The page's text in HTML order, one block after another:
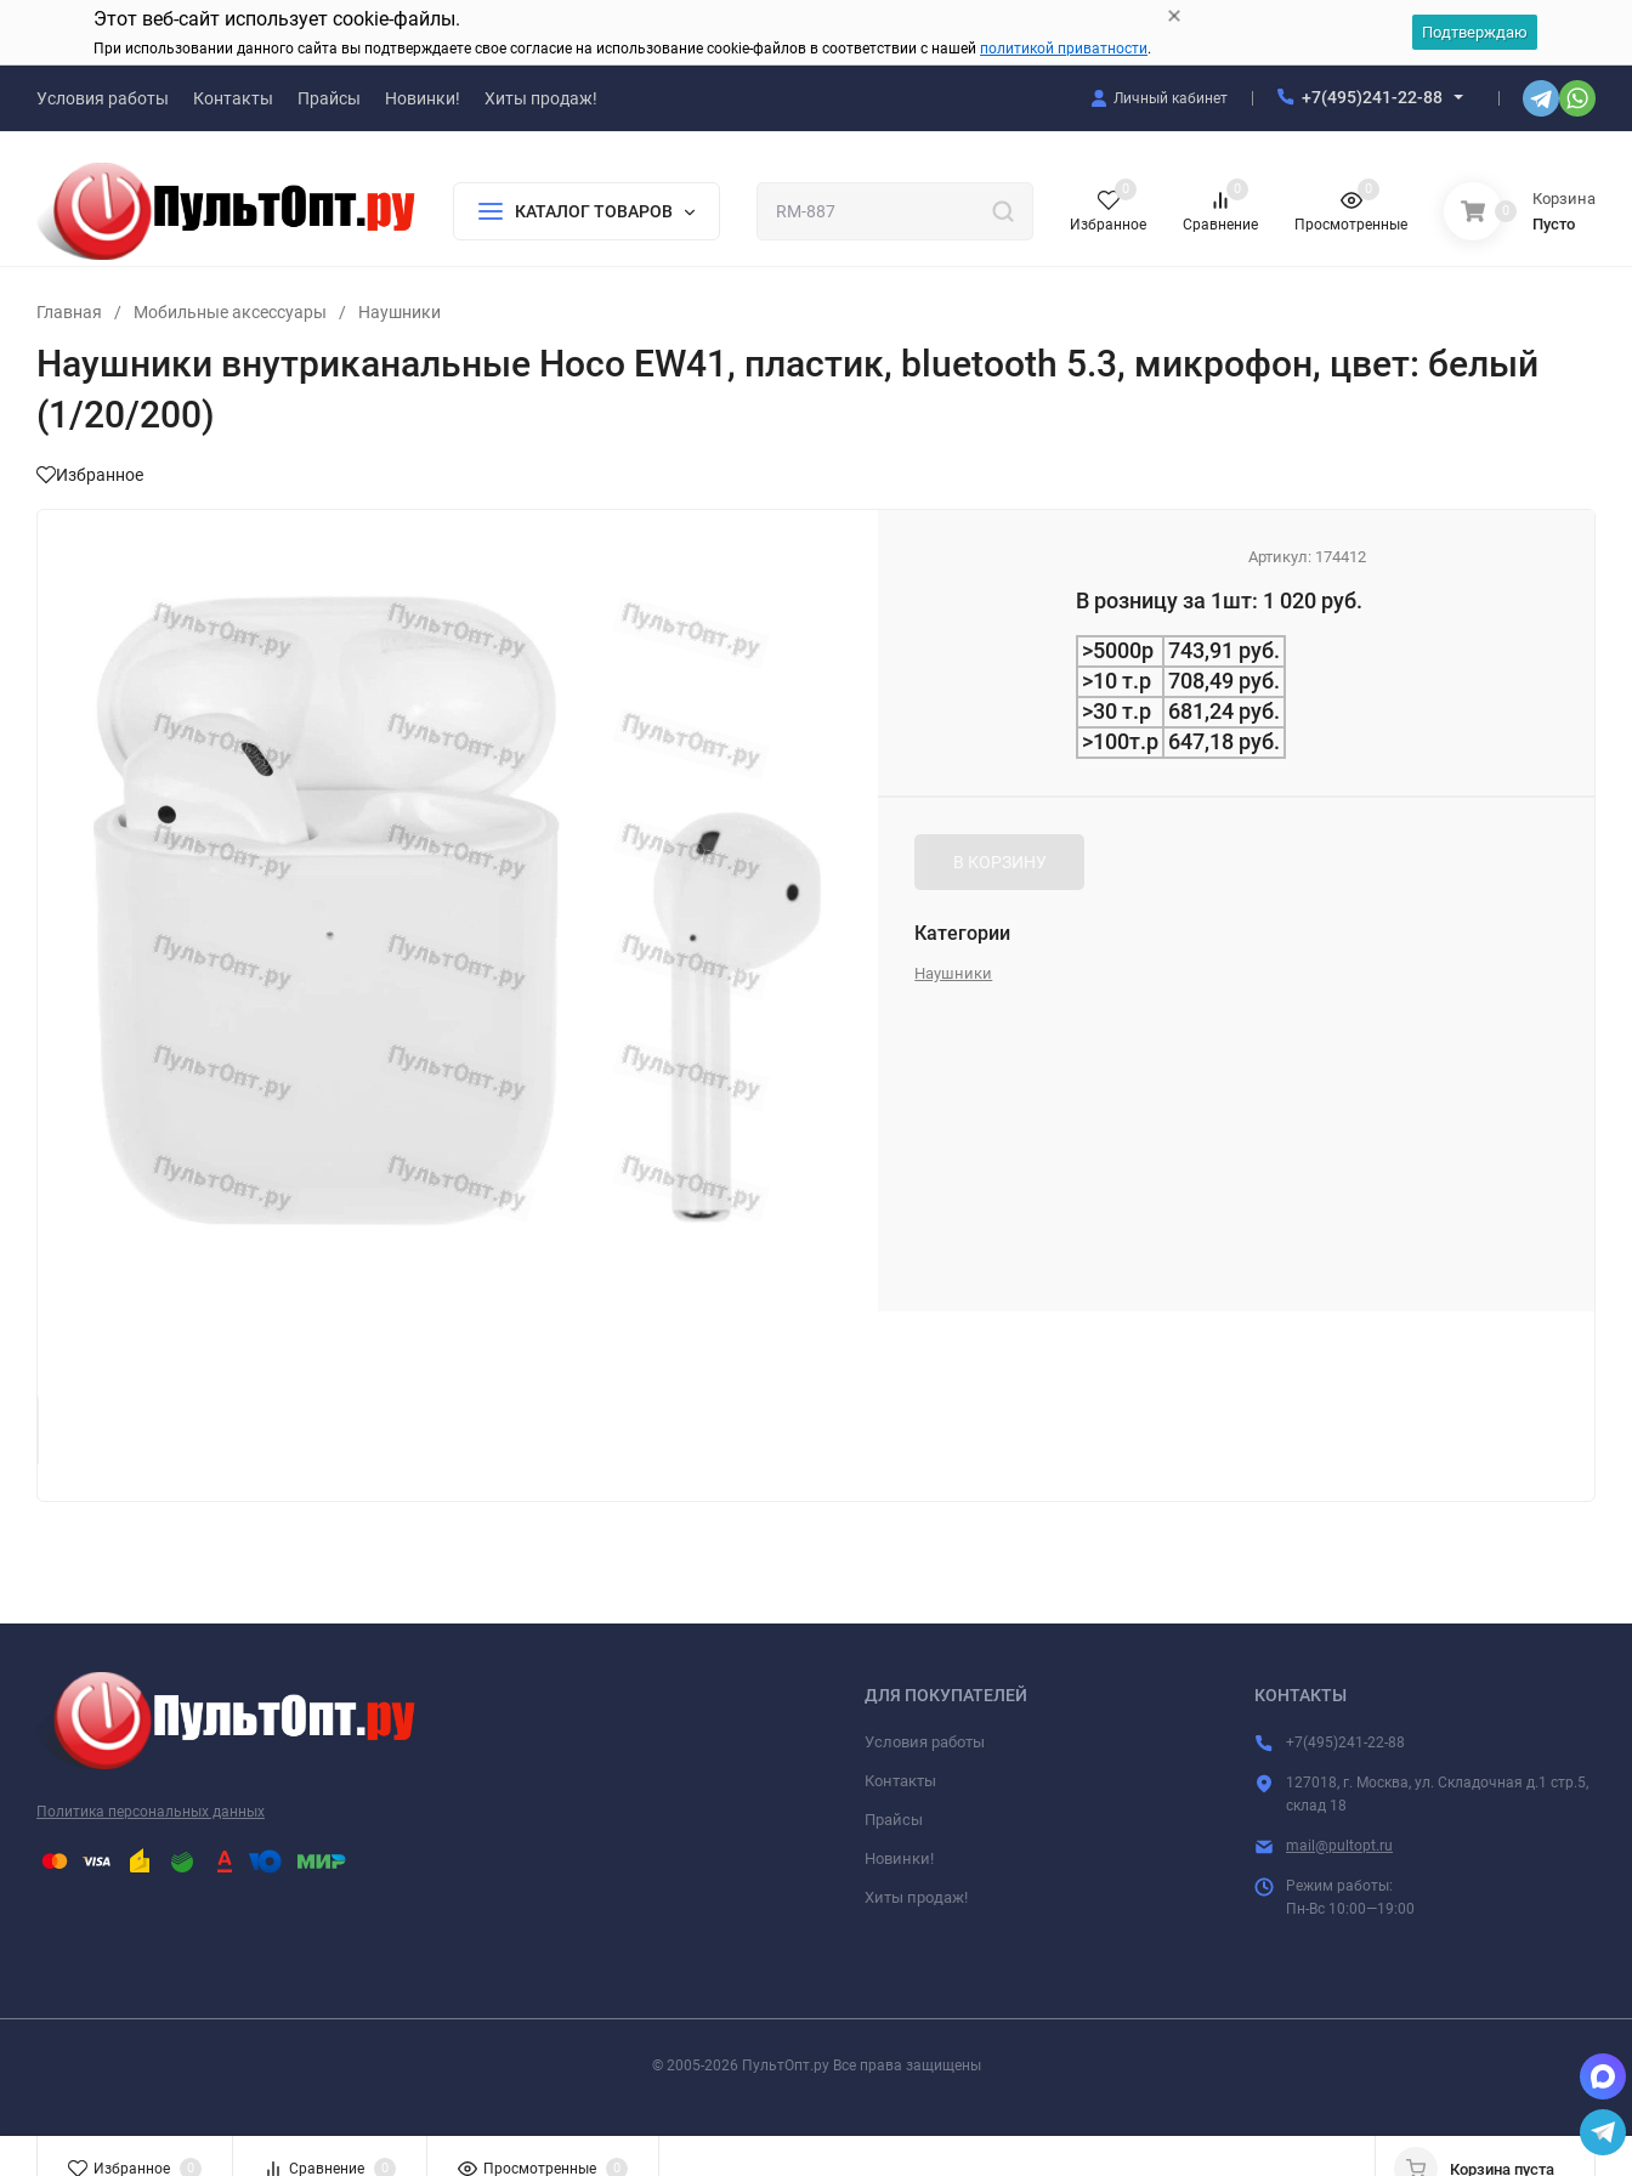
Этот веб-сайт использует cookie-файлы.
При использовании данного сайта вы подтверждаете свое согласие на использование cookie-файлов в соответствии с нашей политикой приватности.
Подтверждаю
Условия работы Контакты Прайсы Новинки! Хиты продаж! Личный кабинет +7(495)241-22-88
КАТАЛОГ ТОВАРОВ
Избранное
0
Сравнение
0
Просмотренные
0
0
Корзина
Пусто
Главная / Мобильные аксессуары / Наушники
Наушники внутриканальные Hoco EW41, пластик, bluetooth 5.3, микрофон, цвет: белый
(1/20/200)
Избранное
Артикул: 174412
В розницу за 1шт: 1 020 руб.
>5000р
743,91 руб.
>10 т.р
708,49 руб.
>30 т.р
681,24 руб.
>100т.р 647,18 руб.
В КОРЗИНУ
Категории
Наушники
Политика персональных данных
ДЛЯ ПОКУПАТЕЛЕЙ
Условия работы
Контакты
Прайсы
Новинки!
Хиты продаж!
КОНТАКТЫ
+7(495)241-22-88
127018, г. Москва, ул. Складочная д.1 стр.5,
склад 18
mail@pultopt.ru
Режим работы:
Пн-Вс 10:00—19:00
© 2005-2026 ПультОпт.ру Все права защищены
Избранное 0 Сравнение 0 Просмотренные 0 Корзина пуста